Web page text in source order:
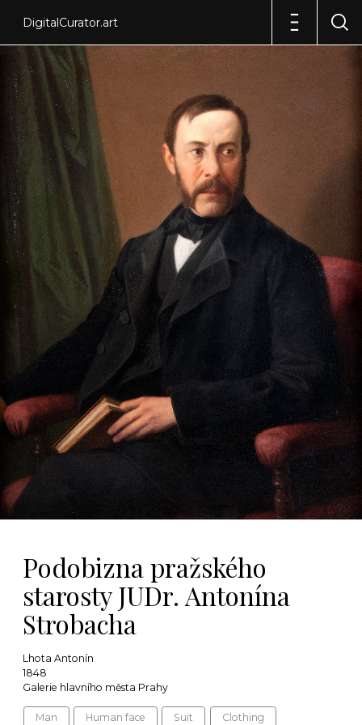
DigitalCurator.art
Podobizna pražského
starosty JUDr. Antonína
Strobacha
Lhota Antonín
1848
Galerie hlavního města Prahy
Man Human face Suit Clothing